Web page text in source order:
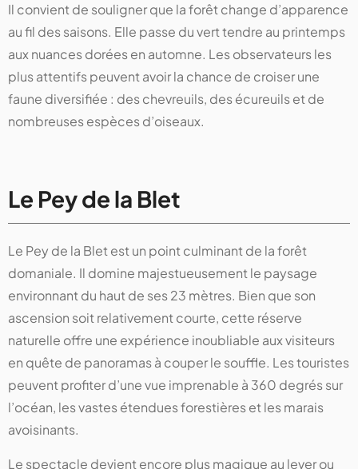
Il convient de souligner que la forêt change d’apparence
au fil des saisons. Elle passe du vert tendre au printemps
aux nuances dorées en automne. Les observateurs les
plus attentifs peuvent avoir la chance de croiser une
faune diversifiée : des chevreuils, des écureuils et de
nombreuses espèces d’oiseaux.
Le Pey de la Blet
Le Pey de la Blet est un point culminant de la forêt
domaniale. Il domine majestueusement le paysage
environnant du haut de ses 23 mètres. Bien que son
ascension soit relativement courte, cette réserve
naturelle offre une expérience inoubliable aux visiteurs
en quête de panoramas à couper le souffle. Les touristes
peuvent profiter d’une vue imprenable à 360 degrés sur
l’océan, les vastes étendues forestières et les marais
avoisinants.
Le spectacle devient encore plus magique au lever ou